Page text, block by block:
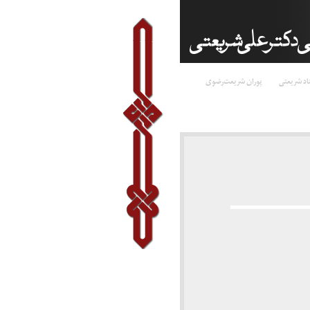
شریعتی پوران شریعت‌رضوی